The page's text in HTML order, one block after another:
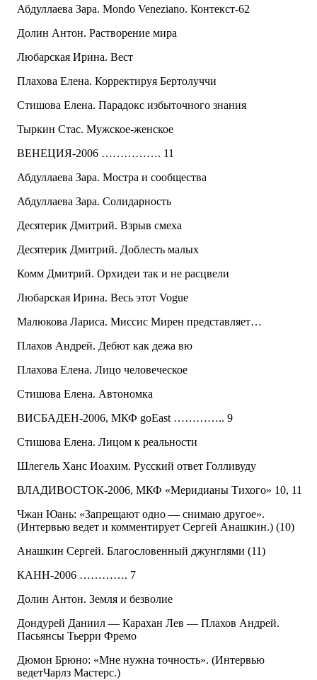
Абдуллаева Зара. Mondo Veneziano. Контекст-62
Долин Антон. Растворение мира
Любарская Ирина. Вест
Плахова Елена. Корректируя Бертолуччи
Стишова Елена. Парадокс избыточного знания
Тыркин Стас. Мужское-женское
ВЕНЕЦИЯ-2006 ……………. 11
Абдуллаева Зара. Мостра и сообщества
Абдуллаева Зара. Солидарность
Десятерик Дмитрий. Взрыв смеха
Десятерик Дмитрий. Доблесть малых
Комм Дмитрий. Орхидеи так и не расцвели
Любарская Ирина. Весь этот Vogue
Малюкова Лариса. Миссис Мирен представляет…
Плахов Андрей. Дебют как дежа вю
Плахова Елена. Лицо человеческое
Стишова Елена. Автономка
ВИСБАДЕН-2006, МКФ goEast ………….. 9
Стишова Елена. Лицом к реальности
Шлегель Ханс Иоахим. Русский ответ Голливуду
ВЛАДИВОСТОК-2006, МКФ «Меридианы Тихого» 10, 11
Чжан Юань: «Запрещают одно — снимаю другое».
(Интервью ведет и комментирует Сергей Анашкин.) (10)
Анашкин Сергей. Благословенный джунглями (11)
КАНН-2006 …………. 7
Долин Антон. Земля и безволие
Дондурей Даниил — Карахан Лев — Плахов Андрей.
Пасьянсы Тьерри Фремо
Дюмон Брюно: «Мне нужна точность». (Интервью
ведетЧарлз Мастерс.)